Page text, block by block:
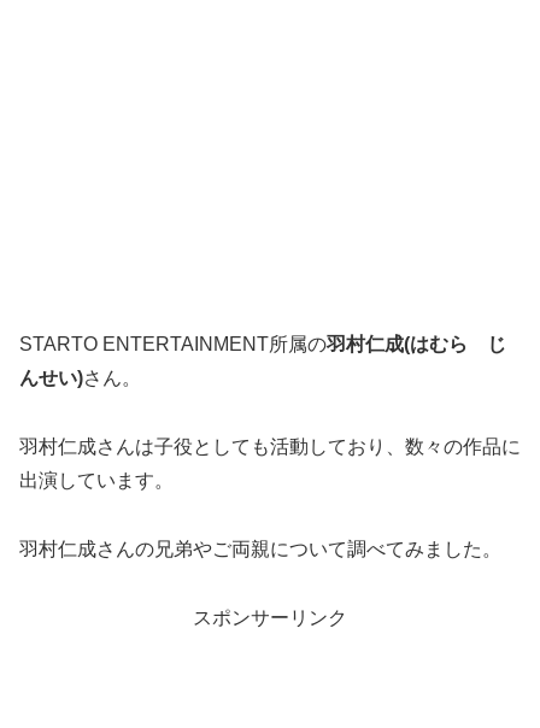
STARTO ENTERTAINMENT所属の羽村仁成(はむら じ
んせい)さん。
羽村仁成さんは子役としても活動しており、数々の作品に
出演しています。
羽村仁成さんの兄弟やご両親について調べてみました。
スポンサーリンク